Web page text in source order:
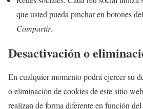
que usted pueda pinchar en botones
Compartir.
Desactivación o
En cualquier momento podrá ejercer su
o eliminación de cookies de este sitio
realizan de forma diferente en función